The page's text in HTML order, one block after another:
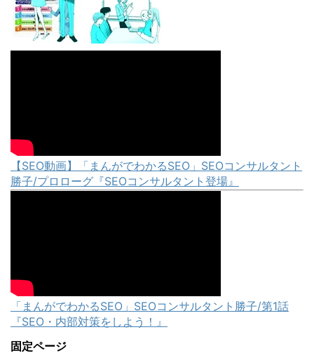
【SEO動画】「まんがでわかるSEO」SEOコンサルタント
勝子/プロローグ『SEOコンサルタント登場』
「まんがでわかるSEO」SEOコンサルタント勝子/第1話
『SEO・内部対策をしよう！』
固定ページ